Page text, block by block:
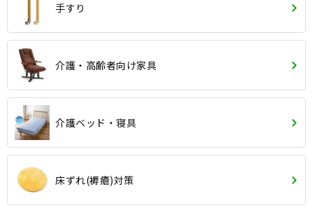
手すり
介護・高齢者向け家具
介護ベッド・寝具
床ずれ(褥瘡)対策